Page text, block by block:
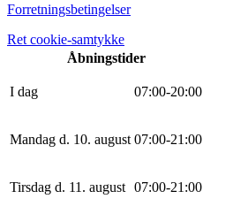
Forretningsbetingelser
Ret cookie-samtykke
Åbningstider
I dag 07:00-20:00
Mandag d. 10. august 07:00-21 :00
Tirsdag d. 11. august 07:00-21 :00